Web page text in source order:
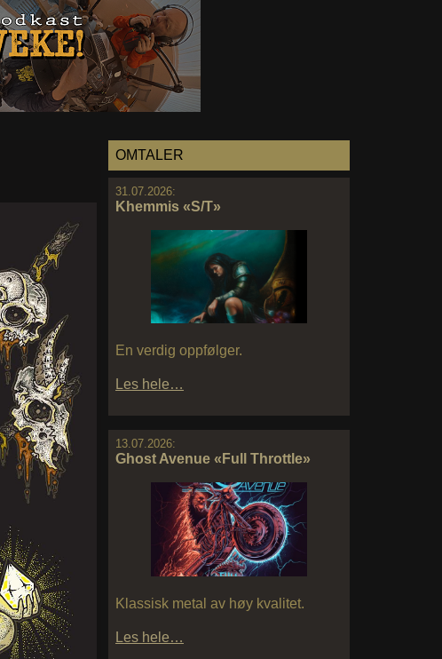
OMTALER
31.07.2026:
Khemmis «S/T»
En verdig oppfølger.
Les hele…
13.07.2026:
Ghost Avenue «Full Throttle»
Klassisk metal av høy kvalitet.
Les hele…